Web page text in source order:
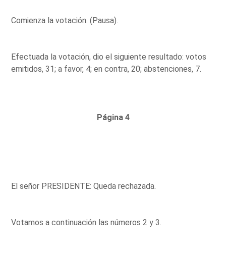
Comienza la votación. (Pausa).
Efectuada la votación, dio el siguiente resultado: votos
emitidos, 31; a favor, 4; en contra, 20; abstenciones, 7.
Página 4
El señor PRESIDENTE: Queda rechazada.
Votamos a continuación las números 2 y 3.